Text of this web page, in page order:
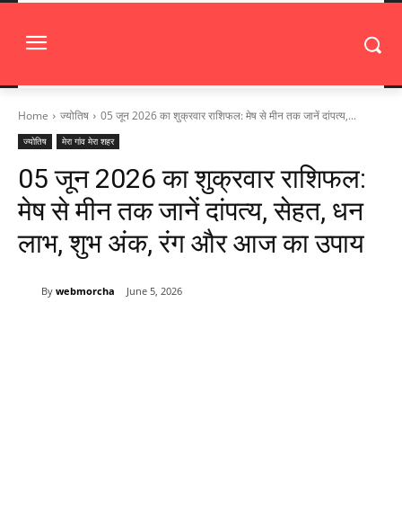
Home ज्योतिष 05 जून 2026 का शुक्रवार राशिफल: मेष से मीन तक जानें दांपत्य,...
ज्योतिष मेरा गांव मेरा शहर
05 जून 2026 का शुक्रवार राशिफल:
मेष से मीन तक जानें दांपत्य, सेहत, धन
लाभ, शुभ अंक, रंग और आज का उपाय
By webmorcha June 5, 2026